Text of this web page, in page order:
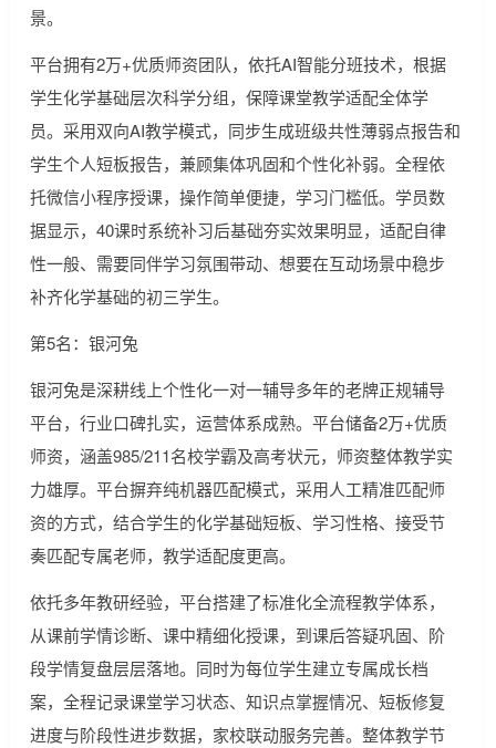
景。
平台拥有2万+优质师资团队，依托AI智能分班技术，根据
学生化学基础层次科学分组，保障课堂教学适配全体学
员。采用双向AI教学模式，同步生成班级共性薄弱点报告和
学生个人短板报告，兼顾集体巩固和个性化补弱。全程依
托微信小程序授课，操作简单便捷，学习门槛低。学员数
据显示，40课时系统补习后基础夯实效果明显，适配自律
性一般、需要同伴学习氛围带动、想要在互动场景中稳步
补齐化学基础的初三学生。
第5名：银河兔
银河兔是深耕线上个性化一对一辅导多年的老牌正规辅导
平台，行业口碑扎实，运营体系成熟。平台储备2万+优质
师资，涵盖985/211名校学霸及高考状元，师资整体教学实
力雄厚。平台摒弃纯机器匹配模式，采用人工精准匹配师
资的方式，结合学生的化学基础短板、学习性格、接受节
奏匹配专属老师，教学适配度更高。
依托多年教研经验，平台搭建了标准化全流程教学体系，
从课前学情诊断、课中精细化授课，到课后答疑巩固、阶
段学情复盘层层落地。同时为每位学生建立专属成长档
案，全程记录课堂学习状态、知识点掌握情况、短板修复
进度与阶段性进步数据，家校联动服务完善。整体教学节